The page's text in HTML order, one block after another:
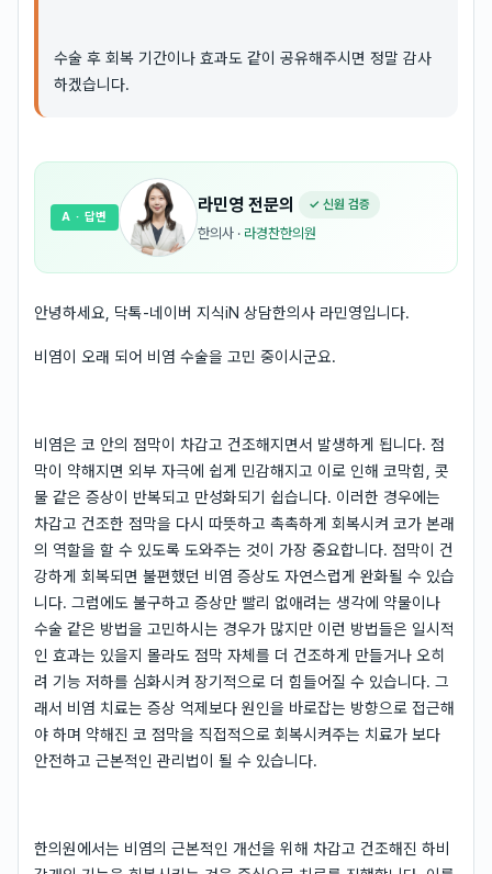
수술 후 회복 기간이나 효과도 같이 공유해주시면 정말 감사
하겠습니다.
라민영 전문의 ✓ 신원 검증
한의사 · 라경찬한의원
A · 답변
안녕하세요, 닥톡-네이버 지식iN 상담한의사 라민영입니다.
비염이 오래 되어 비염 수술을 고민 중이시군요.
비염은 코 안의 점막이 차갑고 건조해지면서 발생하게 됩니다. 점
막이 약해지면 외부 자극에 쉽게 민감해지고 이로 인해 코막힘, 콧
물 같은 증상이 반복되고 만성화되기 쉽습니다. 이러한 경우에는
차갑고 건조한 점막을 다시 따뜻하고 촉촉하게 회복시켜 코가 본래
의 역할을 할 수 있도록 도와주는 것이 가장 중요합니다. 점막이 건
강하게 회복되면 불편했던 비염 증상도 자연스럽게 완화될 수 있습
니다. 그럼에도 불구하고 증상만 빨리 없애려는 생각에 약물이나
수술 같은 방법을 고민하시는 경우가 많지만 이런 방법들은 일시적
인 효과는 있을지 몰라도 점막 자체를 더 건조하게 만들거나 오히
려 기능 저하를 심화시켜 장기적으로 더 힘들어질 수 있습니다. 그
래서 비염 치료는 증상 억제보다 원인을 바로잡는 방향으로 접근해
야 하며 약해진 코 점막을 직접적으로 회복시켜주는 치료가 보다
안전하고 근본적인 관리법이 될 수 있습니다.
한의원에서는 비염의 근본적인 개선을 위해 차갑고 건조해진 하비